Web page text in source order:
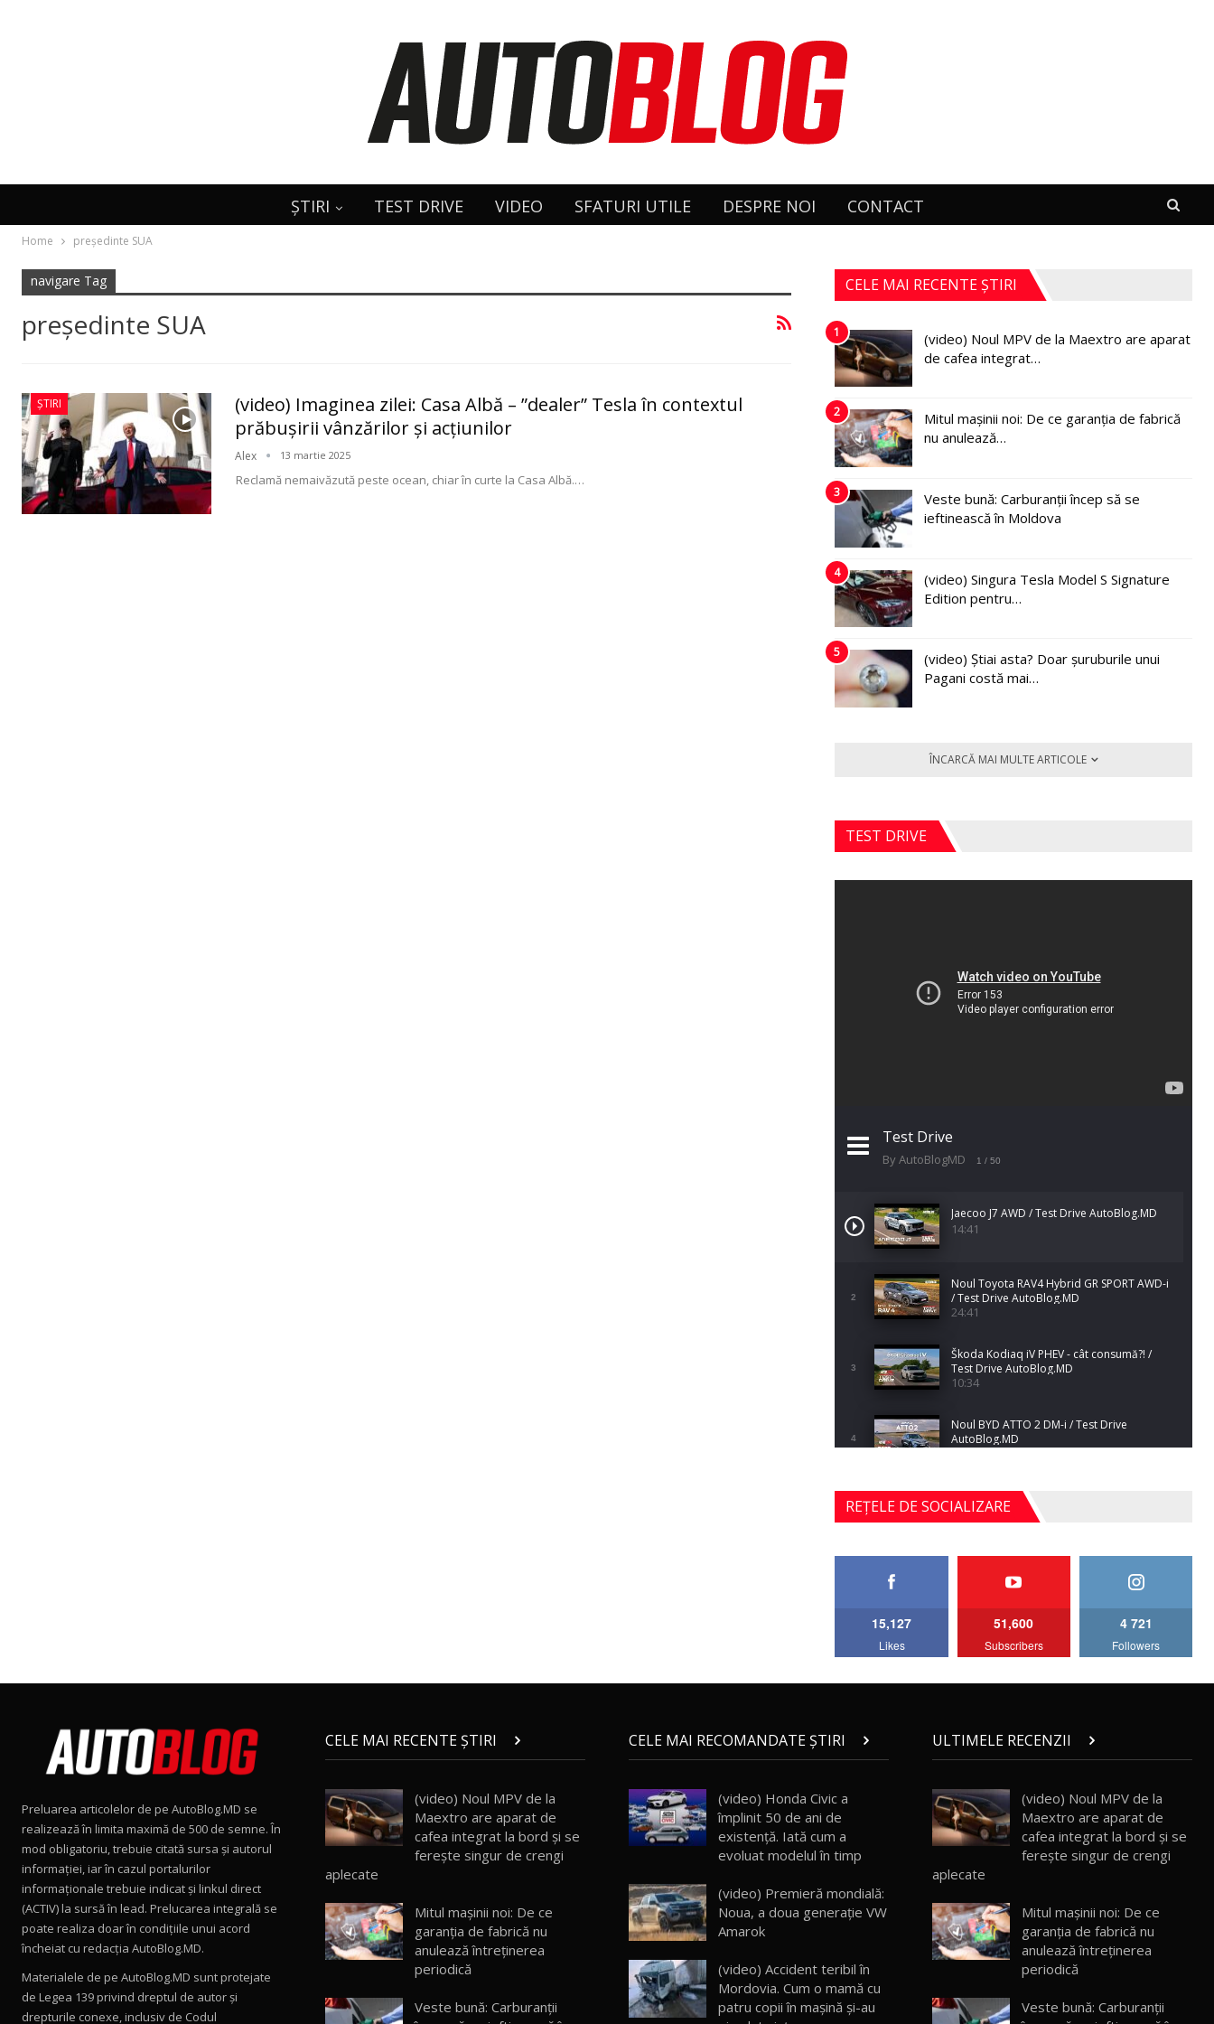
ȘTIRI TEST DRIVE VIDEO SFATURI UTILE DESPRE NOI CONTACT
Home președinte SUA
navigare Tag
președinte SUA
ȘTIRI
(video) Imaginea zilei: Casa Albă – ”dealer” Tesla în contextul
prăbușirii vânzărilor și acțiunilor
Alex 13 martie 2025
Reclamă nemaivăzută peste ocean, chiar în curte la Casa Albă.…
CELE MAI RECENTE ȘTIRI
1
(video) Noul MPV de la Maextro are aparat
de cafea integrat…
2
Mitul mașinii noi: De ce garanția de fabrică
nu anulează…
3
Veste bună: Carburanții încep să se
ieftinească în Moldova
4
(video) Singura Tesla Model S Signature
Edition pentru…
5
(video) Știai asta? Doar șuruburile unui
Pagani costă mai…
ÎNCARCĂ MAI MULTE ARTICOLE
TEST DRIVE
Test Drive
By AutoBlogMD 1 / 50
Jaecoo J7 AWD / Test Drive AutoBlog.MD
14:41
2
Noul Toyota RAV4 Hybrid GR SPORT AWD-i
/ Test Drive AutoBlog.MD
24:41
3
Škoda Kodiaq iV PHEV - cât consumă?! /
Test Drive AutoBlog.MD
10:34
4
Noul BYD ATTO 2 DM-i / Test Drive
AutoBlog.MD
5
Noul Mercedes-Benz S-Class facelift (S 580
4MATIC V223) / Test Drive AutoBlog.MD
27:33
AutoBlog.MD
15:08
15:22
10
Mercedes-AMG E 53 HYBRID 4MATIC+ /
Test Drive AutoBlog.MD
16:27
Noul Volvo ES90 / Test Drive AutoBlog.MD
27:58
12 16:48
REȚELE DE SOCIALIZARE
15,127
Likes
51,600
Subscribers
4 721
Followers
Preluarea articolelor de pe AutoBlog.MD se
realizează în limita maximă de 500 de semne. În
mod obligatoriu, trebuie citată sursa și autorul
informației, iar în cazul portalurilor
informaționale trebuie indicat și linkul direct
(ACTIV) la sursă în lead. Prelucarea integrală se
poate realiza doar în condițiile unui acord
încheiat cu redacţia AutoBlog.MD.
Materialele de pe AutoBlog.MD sunt protejate
de Legea 139 privind dreptul de autor și
drepturile conexe, inclusiv de Codul
CELE MAI RECENTE ȘTIRI
(video) Noul MPV de la
Maextro are aparat de
cafea integrat la bord și se
ferește singur de crengi
aplecate
Mitul mașinii noi: De ce
garanția de fabrică nu
anulează întreținerea
periodică
Veste bună: Carburanții
CELE MAI RECOMANDATE ȘTIRI
(video) Honda Civic a
împlinit 50 de ani de
existență. Iată cum a
evoluat modelul în timp
(video) Premieră mondială:
Noua, a doua generaţie VW
Amarok
(video) Accident teribil în
Mordovia. Cum o mamă cu
patru copii în maşină şi-au
ULTIMELE RECENZII
(video) Noul MPV de la
Maextro are aparat de
cafea integrat la bord și se
ferește singur de crengi
aplecate
Mitul mașinii noi: De ce
garanția de fabrică nu
anulează întreținerea
periodică
Veste bună: Carburanții